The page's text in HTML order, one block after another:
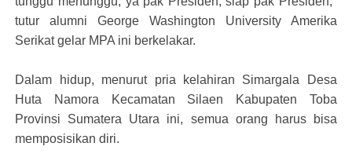
tutur alumni George Washington University Amerika
Serikat gelar MPA ini berkelakar.
Dalam hidup, menurut pria kelahiran Simargala Desa
Huta Namora Kecamatan Silaen Kabupaten Toba
Provinsi Sumatera Utara ini, semua orang harus bisa
memposisikan diri.